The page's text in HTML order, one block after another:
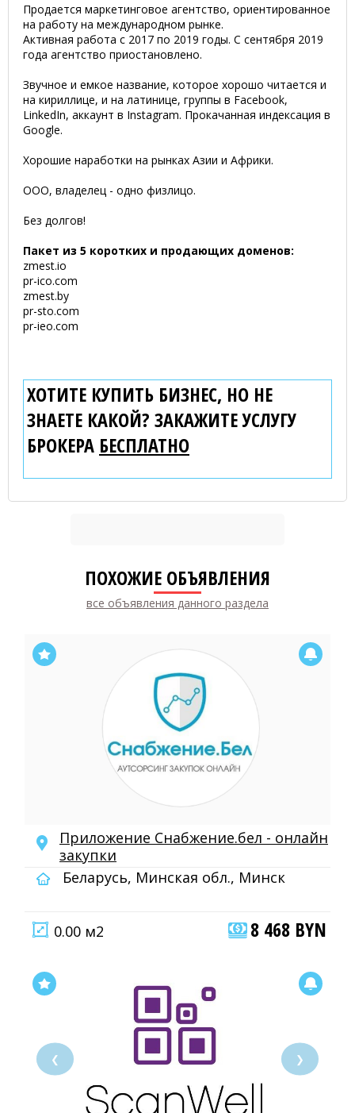
Продается маркетинговое агентство, ориентированное
на работу на международном рынке.
Активная работа с 2017 по 2019 годы. С сентября 2019
года агентство приостановлено.
Звучное и емкое название, которое хорошо читается и
на кириллице, и на латинице, группы в Facebook,
LinkedIn, аккаунт в Instagram. Прокачанная индексация в
Google.
Хорошие наработки на рынках Азии и Африки.
ООО, владелец - одно физлицо.
Без долгов!
Пакет из 5 коротких и продающих доменов:
zmest.io
pr-ico.com
zmest.by
pr-sto.com
pr-ieo.com
ХОТИТЕ КУПИТЬ БИЗНЕС, НО НЕ
ЗНАЕТЕ КАКОЙ? ЗАКАЖИТЕ УСЛУГУ
БРОКЕРА БЕСПЛАТНО
ПОХОЖИЕ ОБЪЯВЛЕНИЯ
все объявления данного раздела
Приложение Снабжение.бел - онлайн
закупки
Беларусь, Минская обл., Минск
0.00 м2 8 468 BYN
❮ ❯